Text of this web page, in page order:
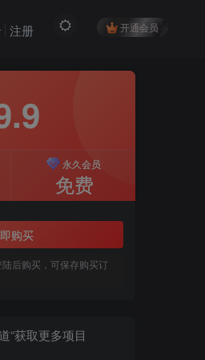
开通会员
注册
永久会员
免费
购买
后购买，可保存购买订
“获取更多项目